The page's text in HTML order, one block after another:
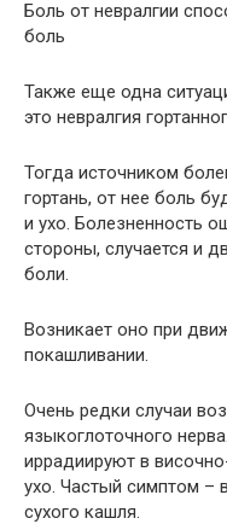
Боль от невралгии
боль
Также еще одна
это невралгия
Тогда источником
гортань, от нее боль
и ухо. Болезненность
стороны, случается и
боли.
Возникает оно при
покашливании.
Очень редки случаи
языкоглоточного
иррадиируют в
ухо. Частый симптом –
сухого кашля.